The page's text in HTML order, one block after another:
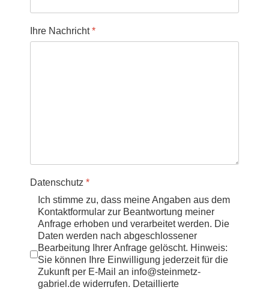
Ihre Nachricht*
Datenschutz *
Ich stimme zu, dass meine Angaben aus dem
Kontaktformular zur Beantwortung meiner
Anfrage erhoben und verarbeitet werden. Die
Daten werden nach abgeschlossener
Bearbeitung Ihrer Anfrage gelöscht. Hinweis:
Sie können Ihre Einwilligung jederzeit für die
Zukunft per E-Mail an info@steinmetz-
gabriel.de widerrufen. Detaillierte